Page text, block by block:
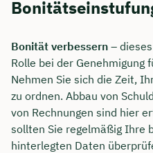
Bonität verbessern –
Rolle bei der Genehmigung
Nehmen Sie sich die Zeit,
zu ordnen. Abbau von
von Rechnungen sind hier
sollten Sie regelmäßig Ihre
hinterlegten Daten